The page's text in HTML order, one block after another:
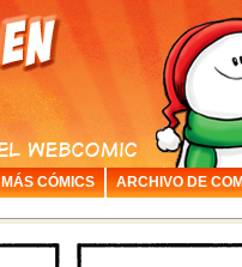
MÁS CÓMICS ARCHIVO DE